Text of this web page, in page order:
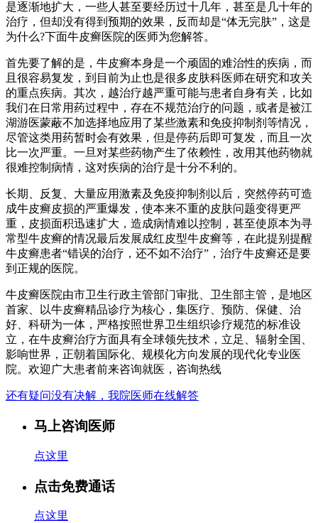
是逐渐地扩大，一些人甚至要经历过十几年，甚至是几十年的
治疗，但却没有得到预期的效果，反而却是“体无完肤”，这是
为什么?下面牛皮癣医院的医师为您解答。
首先要了解的是，牛皮癣本身是一个顽固的难治性的疾病，而
且很容易复发，到目前为止也是很多皮肤科医师在研究和攻关
的重点疾病。其次，越治疗越严重可能与患者自身有关，比如
我们在日常用药过程中，存在不规范治疗的问题，或者是被江
湖游医蒙蔽不加选择地应用了某些激素和免疫抑制剂等情况，
尽管这类用药暂时会有效果，但是停药后即可复发，而且一次
比一次严重。一旦对某些药物产生了依赖性，改用其他药物就
很难控制病情，这对疾病的治疗是十分不利的。
长期、反复、大量应用激素及免疫抑制剂以后，突然停药可造
成牛皮癣皮损的严重爆发，使本来不重的皮肤问题变得更严
重，皮损面积迅速扩大，造成病情难以控制，甚至使原本为寻
常型牛皮癣的情况最后发展成红皮型牛皮癣等，在此提别提醒
牛皮癣患者“错误的治疗，还不如不治疗”，治疗牛皮癣还是要
到正规的医院。
牛皮癣医院由市卫生行政主管部门审批、卫生部主管，是地区
首家、以牛皮癣精品诊疗为核心，集医疗、预防、保健、治
好、科研为一体，严格按照世界卫生组织诊疗规范的标准设
立，在牛皮癣治疗方面具有全球领先技术，立足、辐射全国、
影响世界，正朝着国际化、规模化方向发展的现代化专业医
院。欢迎广大患者前来咨询就医，咨询热线
还有疑问没有决解，我院医师在线解答
马上咨询医师
点这里
点击免费通话
点这里